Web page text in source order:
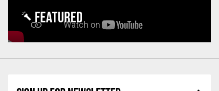
FEATURED